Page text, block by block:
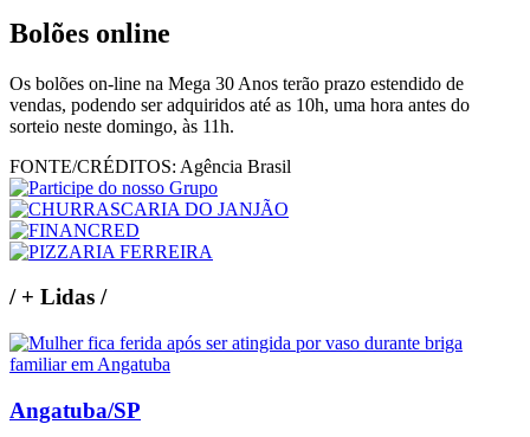
Bolões online
Os bolões on-line na Mega 30 Anos terão prazo estendido de
vendas, podendo ser adquiridos até as 10h, uma hora antes do
sorteio neste domingo, às 11h.
FONTE/CRÉDITOS: Agência Brasil
/+ Lidas /
Angatuba/SP